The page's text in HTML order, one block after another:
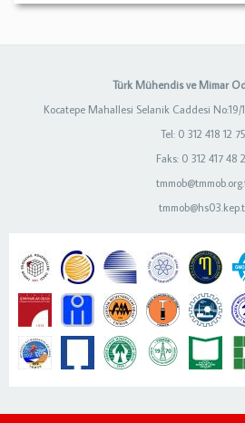
Türk Mühendis ve Mimar
Kocatepe Mahallesi Selanik Caddesi
Tel: 0 312 418 12 75
Faks: 0 312 417 48